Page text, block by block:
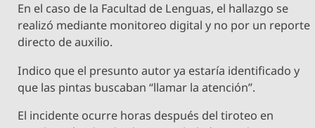
En el caso de la Facultad de Lenguas, el hallazgo se
realizó mediante monitoreo digital y no por un reporte
directo de auxilio.
Indico que el presunto autor ya estaría identificado y
que las pintas buscaban “llamar la atención”.
El incidente ocurre horas después del tiroteo en